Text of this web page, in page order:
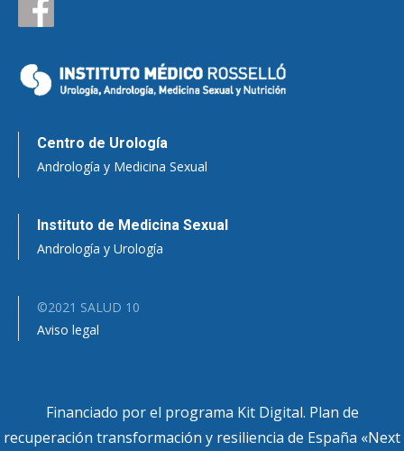
Centro de Urología
Andrología y Medicina Sexual
Instituto de Medicina Sexual
Andrología y Urología
©2021 SALUD 10
Aviso legal
Financiado por el programa Kit Digital. Plan de
recuperación transformación y resiliencia de España «Next